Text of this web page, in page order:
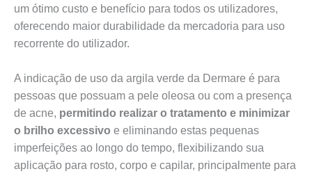
um ótimo custo e benefício para todos os utilizadores,
oferecendo maior durabilidade da mercadoria para uso
recorrente do utilizador.
A indicação de uso da argila verde da Dermare é para
pessoas que possuam a pele oleosa ou com a presença
de acne, permitindo realizar o tratamento e minimizar
o brilho excessivo e eliminando estas pequenas
imperfeições ao longo do tempo, flexibilizando sua
aplicação para rosto, corpo e capilar, principalmente para